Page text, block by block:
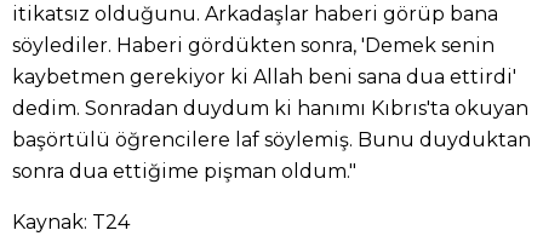
itikatsız olduğunu. Arkadaşlar haberi görüp bana
söylediler. Haberi gördükten sonra, 'Demek senin
kaybetmen gerekiyor ki Allah beni sana dua ettirdi'
dedim. Sonradan duydum ki hanımı Kıbrıs'ta okuyan
başörtülü öğrencilere laf söylemiş. Bunu duyduktan
sonra dua ettiğime pişman oldum."
Kaynak: T24